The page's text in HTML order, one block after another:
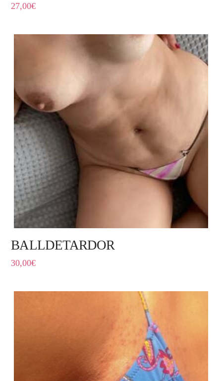
27,00€
BALLDETARDOR
30,00€